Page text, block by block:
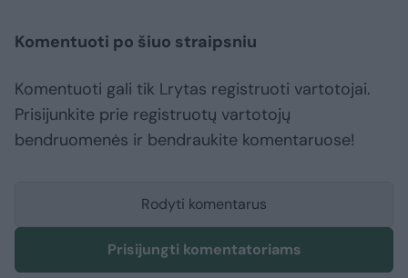
Komentuoti po šiuo straipsniu
Komentuoti gali tik Lrytas registruoti vartotojai.
Prisijunkite prie registruotų vartotojų
bendruomenės ir bendraukite komentaruose!
Rodyti komentarus
Prisijungti komentatoriams